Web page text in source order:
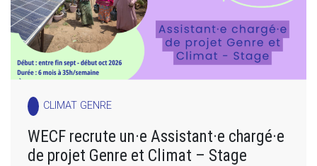
CLIMAT GENRE
WECF recrute un·e Assistant·e chargé·e
de projet Genre et Climat – Stage